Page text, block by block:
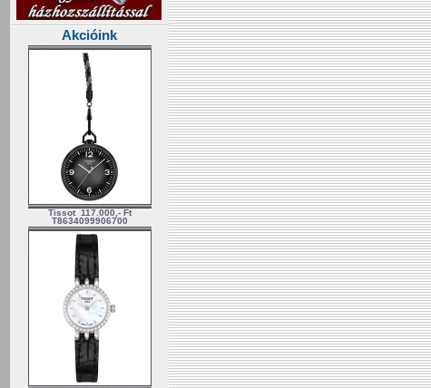
Akcióink
Tissot 117.000,- Ft
T8634099906700